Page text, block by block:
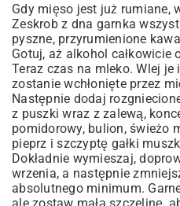
Gdy mięso jest już rumiane,
Zeskrob z dna garnka
pyszne, przyrumienione
Gotuj, aż alkohol całkowicie
Teraz czas na mleko. Wlej je
zostanie wchłonięte przez
Następnie dodaj
z puszki wraz z zalewą,
pomidorowy, bulion, świeżo
pieprz i szczyptę gałki
Dokładnie wymieszaj,
wrzenia, a następnie
absolutnego minimum.